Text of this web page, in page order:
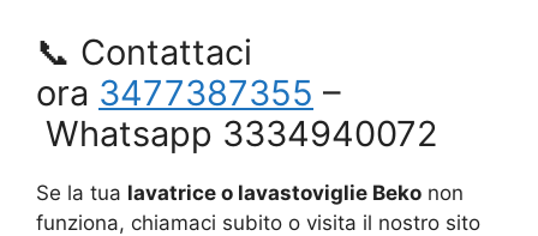
📞 Contattaci
ora 3477387355 –
Whatsapp 3334940072
Se la tua lavatrice o lavastoviglie Beko non
funziona, chiamaci subito o visita il nostro sito